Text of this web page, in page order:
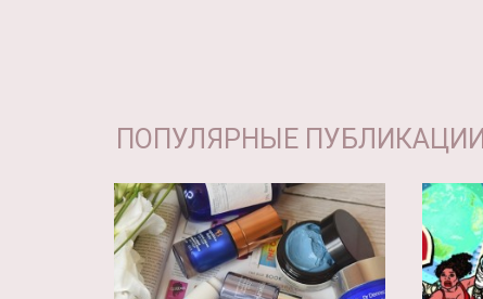
ПОПУЛЯРНЫЕ ПУБЛИКАЦИИ